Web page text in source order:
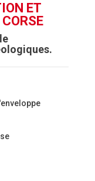
ET
CORSE